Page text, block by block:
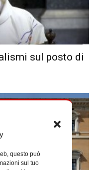
questo può
sul tuo
sul posto di